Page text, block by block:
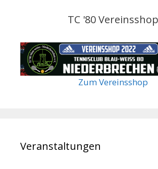
TC '80 Vereinsshop
Zum Vereinsshop
Veranstaltungen